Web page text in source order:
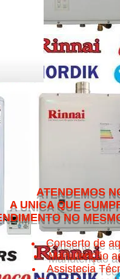
O
MESMO DIA,
Conserto de
Manutenção
Assistecia